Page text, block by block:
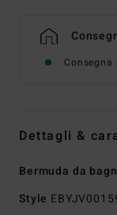
Dettagli &
Bermuda da
Style